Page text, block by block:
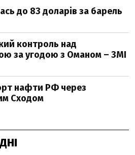
до 83 доларів за барель
контроль над
за угодою з Оманом – ЗМІ
нафти РФ через
Сходом